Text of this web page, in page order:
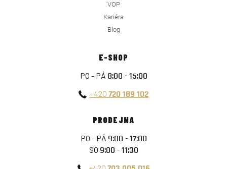
VOP
Kariéra
Blog
E-SHOP
PO - PÁ 8:00 - 15:00
+420 720 189 102
PRODEJNA
PO - PÁ 9:00 - 17:00
SO 9:00 - 11:30